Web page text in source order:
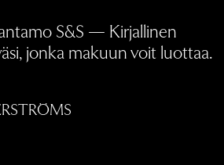
S&S — Kirjallinen
jonka makuun voit luottaa.